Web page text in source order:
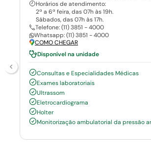
Horários de atendimento:
2ª a 6ª feira, das 07h às 19h.
Sábados, das 07h às 17h.
Telefone: (11) 3851 - 4000
Whatsapp: (11) 3851 - 4000
COMO CHEGAR
Disponível na unidade
Consultas e Especialidades Médicas
Exames laboratoriais
Ultrassom
Eletrocardiograma
Holter
Monitorização ambulatorial da pressão